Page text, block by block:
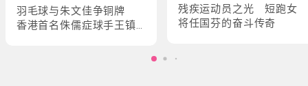
羽毛球与朱文佳争铜牌
香港首名侏儒症球手王镇
残疾运动员之光 短跑女
将任国芬的奋斗传奇